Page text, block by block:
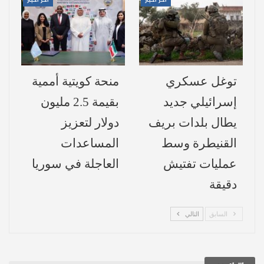
أخرى، في مشهد يعكس التمييز والاستنسابية
في اتخاذ القرار.
وأشار البيان إلى أن هذه الممارسات ترتبط
بتحقيق مكاسب مالية كبيرة، من خلال استغلال
حاجة المواطنين للمواد الأساسية، بما في ذلك
المواد الأولية للمنشآت الصناعية ومواد البناء
وأنظمة الطاقة الشمسية، مقابل فرض مبالغ
مالية للسماح بالمرور، ما يسهم في تضخم
الفساد ورفع الأسعار على حساب السكان.
وأكدت الغرفة أن هذه السياسات أدت إلى حالة
من الفوضى في السوق واحتكار غير مباشر
توغل عسكري
إسرائيلي جديد
يطال بلدات بريف
القنيطرة وسط
عمليات تفتيش
دقيقة
منحة كويتية أممية
بقيمة 2.5 مليون
دولار لتعزيز
المساعدات
العاجلة في سوريا
السابق التالي